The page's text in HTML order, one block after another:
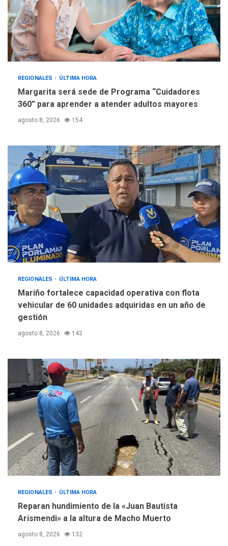
REGIONALES ÚLTIMA HORA
Margarita será sede de Programa “Cuidadores
360” para aprender a atender adultos mayores
agosto 8, 2026 154
REGIONALES ÚLTIMA HORA
Mariño fortalece capacidad operativa con flota
vehicular de 60 unidades adquiridas en un año de
gestión
agosto 8, 2026 143
REGIONALES ÚLTIMA HORA
Reparan hundimiento de la «Juan Bautista
Arismendi» a la altura de Macho Muerto
agosto 8, 2026 132